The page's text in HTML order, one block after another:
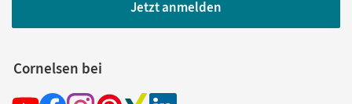
Jetzt anmelden
Cornelsen bei